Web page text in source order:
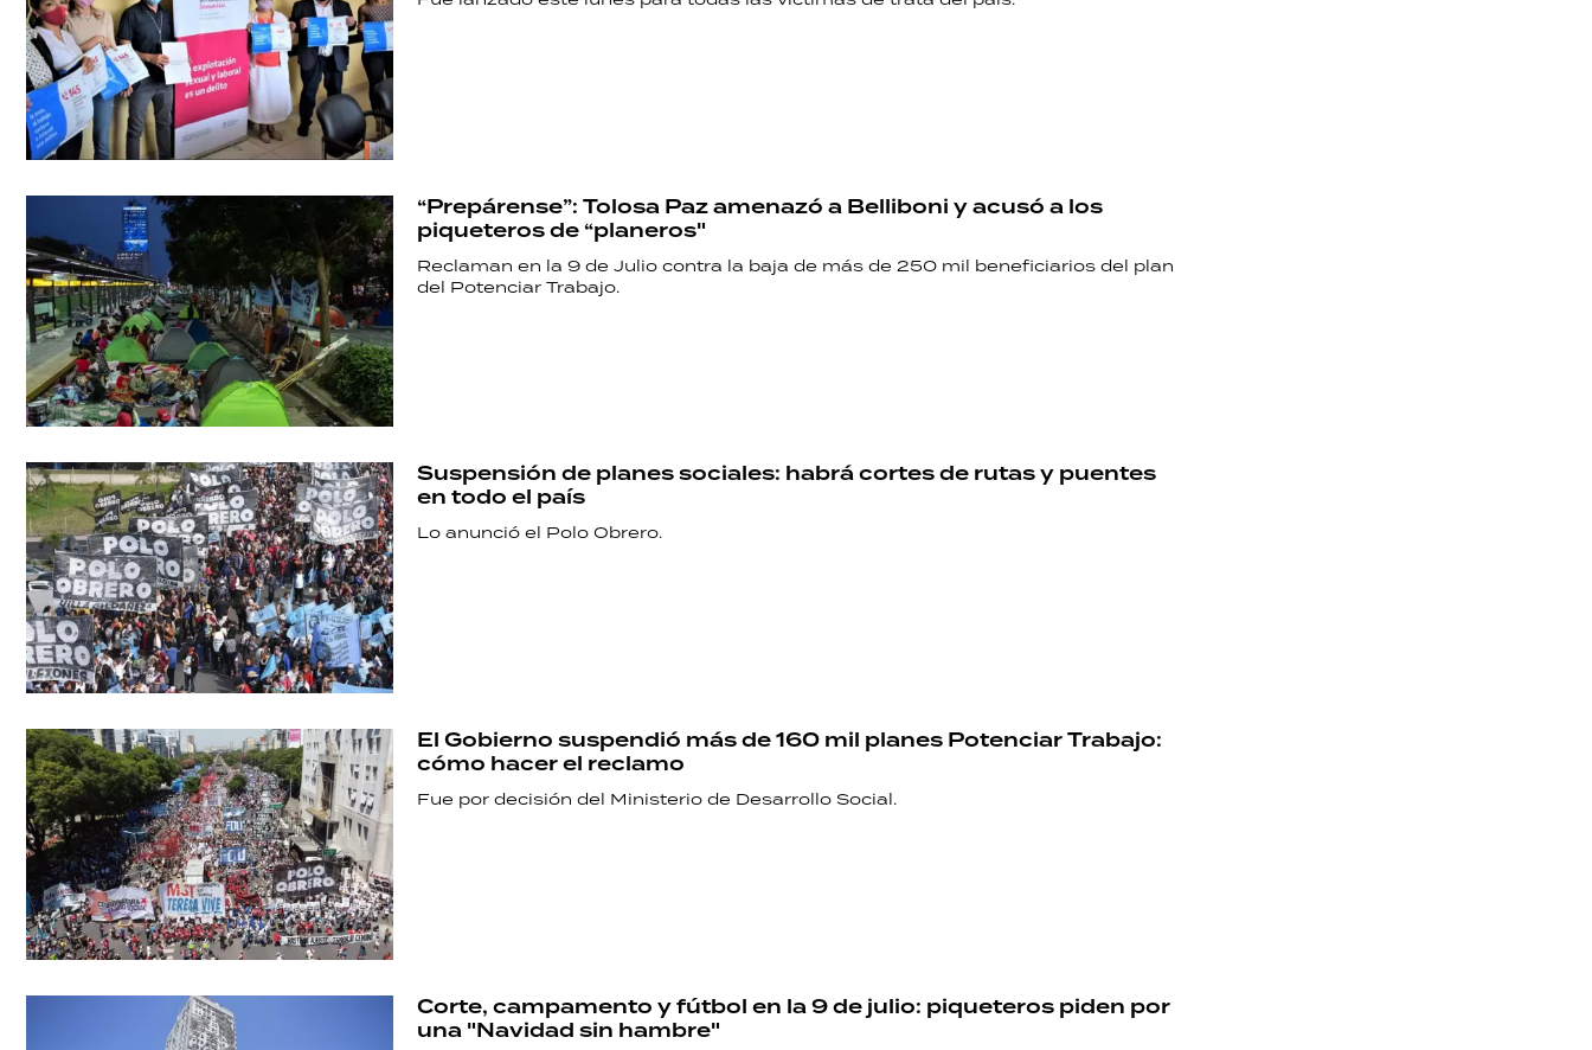
“Prepárense”: Tolosa Paz amenazó a Belliboni y acusó a los
piqueteros de “planeros"
Reclaman en la 9 de Julio contra la baja de más de 250 mil beneficiarios del plan
del Potenciar Trabajo.
Suspensión de planes sociales: habrá cortes de rutas y puentes
en todo el país
Lo anunció el Polo Obrero.
El Gobierno suspendió más de 160 mil planes Potenciar Trabajo:
cómo hacer el reclamo
Fue por decisión del Ministerio de Desarrollo Social.
Corte, campamento y fútbol en la 9 de julio: piqueteros piden por
una "Navidad sin hambre"
SHOW
POLÍTICA
ACTUALIDAD
POLICIALES
ECONOMÍA
HORÓSCOPO